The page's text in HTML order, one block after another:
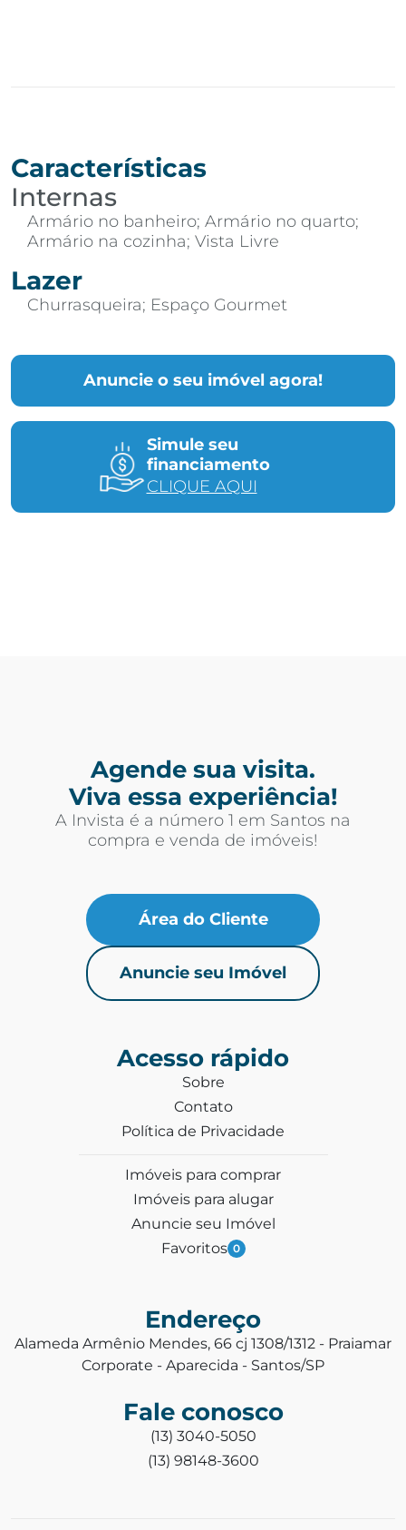
Anuncie o seu imóvel agora!
Simule seu
financiamento
CLIQUE AQUI
Características
Internas
Armário no banheiro; Armário no quarto;
Armário na cozinha; Vista Livre
Lazer
Churrasqueira; Espaço Gourmet
Agende sua visita.
Viva essa experiência!
A Invista é a número 1 em Santos na
compra e venda de imóveis!
Área do Cliente
Anuncie seu Imóvel
Acesso rápido
Sobre
Contato
Política de Privacidade
Imóveis para comprar
Imóveis para alugar
Anuncie seu Imóvel
Favoritos 0
Endereço
Alameda Armênio Mendes, 66 cj 1308/1312 - Praiamar
Corporate - Aparecida - Santos/SP
Fale conosco
(13) 3040-5050
(13) 98148-3600